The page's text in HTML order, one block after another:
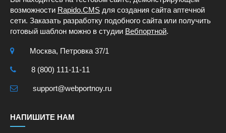
возможности Rapido.CMS для создания сайта аптечной
сети. Заказать разработку подобного сайта или получить
готовый шаблон можно в студии Вебпортной.
Москва, Петровка 37/1
8 (800) 111-11-11
support@webportnoy.ru
НАПИШИТЕ НАМ